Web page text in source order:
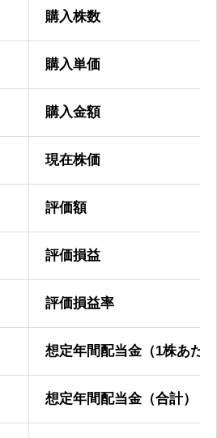
購入株数
購入単価
購入金額
現在株価
評価額
評価損益
評価損益率
想定年間配当金（1株あた
想定年間配当金（合計）